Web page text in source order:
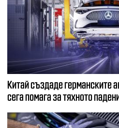
Китай създаде германските
сега помага за тяхното